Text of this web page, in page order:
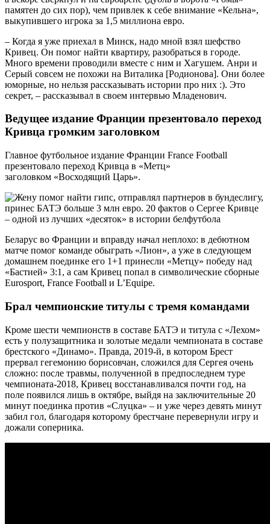
памятен до сих пор), чем привлек к себе внимание «Кельна»,
выкупившего игрока за 1,5 миллиона евро.
– Когда я уже приехал в Минск, надо мной взял шефство
Кривец. Он помог найти квартиру, разобраться в городе.
Много времени проводили вместе с ним и Хагушем. Анри и
Серый совсем не похожи на Виталика [Родионова]. Они более
юморные, но нельзя рассказывать истории про них :). Это
секрет, – рассказывал в своем интервью Младенович.
Ведущее издание Франции презентовало переход
Кривца громким заголовком
Главное футбольное издание Франции France Football
презентовало переход Кривца в «Метц»
заголовком «Восходящий Царь».
Беларус во Франции и вправду начал неплохо: в дебютном
матче помог команде обыграть «Лион», а уже в следующем
домашнем поединке его 1+1 принесли «Метцу» победу над
«Бастией» 3:1, а сам Кривец попал в символические сборные
Eurosport, France Football и L’Equipe.
Брал чемпионские титулы с тремя командами
Кроме шести чемпионств в составе БАТЭ и титула с «Лехом»
есть у полузащитника и золотые медали чемпионата в составе
брестского «Динамо». Правда, 2019-й, в котором Брест
прервал гегемонию борисовчан, сложился для Сергея очень
сложно: после травмы, полученной в предпоследнем туре
чемпионата-2018, Кривец восстанавливался почти год, на
поле появился лишь в октябре, выйдя на заключительные 20
минут поединка против «Слуцка» – и уже через девять минут
забил гол, благодаря которому брестчане перевернули игру и
дожали соперника.